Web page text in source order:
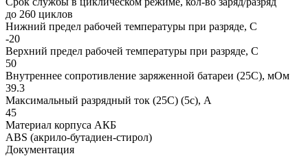
до 260 циклов
Нижний предел рабочей температуры при разряде, С
-20
Верхний предел рабочей температуры при разряде, С
50
Внутреннее сопротивление заряженной батареи (25С), мОм
39.3
Максимальный разрядный ток (25С) (5с), А
45
Материал корпуса АКБ
ABS (акрило-бутадиен-стирол)
Документация